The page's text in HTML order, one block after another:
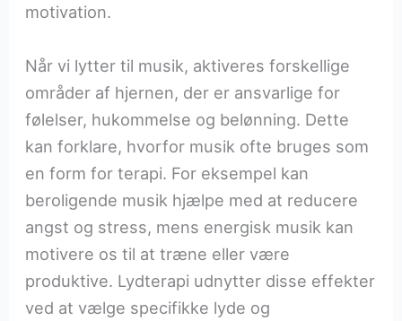
motivation.
Når vi lytter til musik, aktiveres forskellige
områder af hjernen, der er ansvarlige for
følelser, hukommelse og belønning. Dette
kan forklare, hvorfor musik ofte bruges som
en form for terapi. For eksempel kan
beroligende musik hjælpe med at reducere
angst og stress, mens energisk musik kan
motivere os til at træne eller være
produktive. Lydterapi udnytter disse effekter
ved at vælge specifikke lyde og